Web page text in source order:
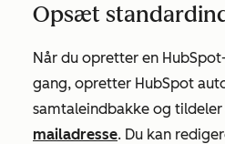
Opsæt
Når du opretter en
gang, opretter HubSpot
samtaleindbakke og tildeler
mailadresse. Du kan